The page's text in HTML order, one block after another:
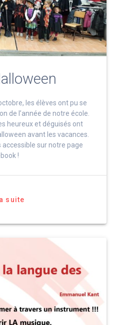
les élèves ont pu se
de l’année de notre école.
heureux et déguisés ont
avant les vacances.
sur notre page
!
suite